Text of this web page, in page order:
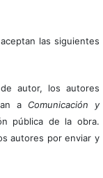
las siguientes
autor, los autores
a Comunicación y
pública de la obra.
autores por enviar y